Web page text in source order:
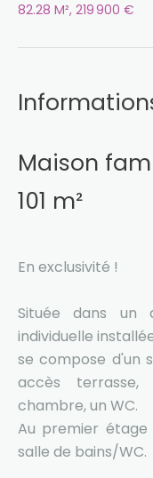
82.28 M², 219 900 €
Maison
101 m²
En exclusivité !
Située dans un
individuelle
se compose d'un
accès terrasse,
chambre, un WC.
Au premier étage
salle de bains/WC.